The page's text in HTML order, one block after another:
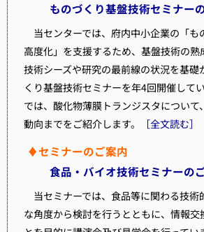
ものづくり基盤技術セミナー
当センターでは、府内中小企業の「も
高度化」を支援するため、基盤技術の
技術シーズや研究の最前線の状況を基礎
くり基盤技術セミナーを年4回開催して
では、酸化物薄膜トランジスタについて
動向までをご紹介します。
［全文読む］
♦セミナーのご案内
食品・バイオ技術セミナーの
当セミナーでは、食品等に関わる技術
な角度から検討を行うとともに、情報交